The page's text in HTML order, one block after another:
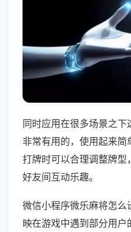
同时应用在很多场景之
非常有用的，使用起来
打牌时可以合理调整牌型
好友间互动乐趣。
微信小程序微乐麻将怎么
映在游戏中遇到部分用